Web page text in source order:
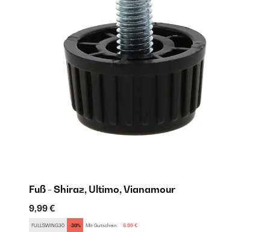
Fuß - Shiraz, Ultimo, Vianamour
9,99 €
FULLSWING30 -30% Mit Gutschein: 6,99 €